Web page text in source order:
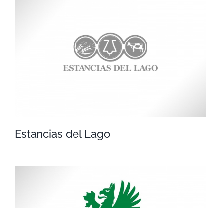
Estancias del Lago
Estancias del Lago